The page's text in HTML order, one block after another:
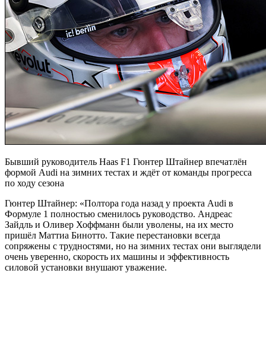
Бывший руководитель Haas F1 Гюнтер Штайнер впечатлён
формой Audi на зимних тестах и ждёт от команды прогресса
по ходу сезона
Гюнтер Штайнер: «Полтора года назад у проекта Audi в
Формуле 1 полностью сменилось руководство. Андреас
Зайдль и Оливер Хоффманн были уволены, на их место
пришёл Маттиа Бинотто. Такие перестановки всегда
сопряжены с трудностями, но на зимних тестах они выглядели
очень уверенно, скорость их машины и эффективность
силовой установки внушают уважение.